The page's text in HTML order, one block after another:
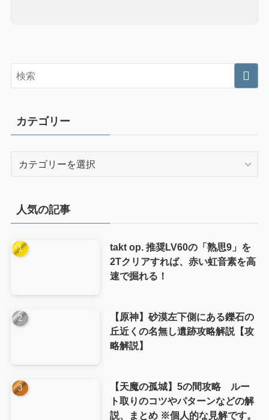
カテゴリー
ー
人気の記事
takt op. 推奨LV60の「熟思9」を
2Tクリアすれば、赤い虹音素を高
速で掘れる！
【原神】砂漠左下側にある鑠石の
丘近くの名無し遺跡攻略解説【攻
略解説】
【天魔の孤城】5の間攻略 ルー
ト取りのコツやパターンなどの解
説、まとめ ※個人的な見解です。